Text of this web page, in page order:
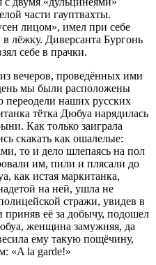
части гауптвахты.
лицом», имел при себе
лёжку. Диверсанта Бургонь
себе в прачки.
вечеров, проведённых ими
мы были расположены
переодели наших русских
тётка Дюбуа нарядилась
Как только заиграла
скакать как ошалелые:
то и дело шлепаясь на пол
им, пили и плясали до
как истая маркитанка,
на ней, ушла не
стражи, увидев в
её за добычу, подошел
женщина замужняя, да
ему такую пощёчину,
«A la garde!»